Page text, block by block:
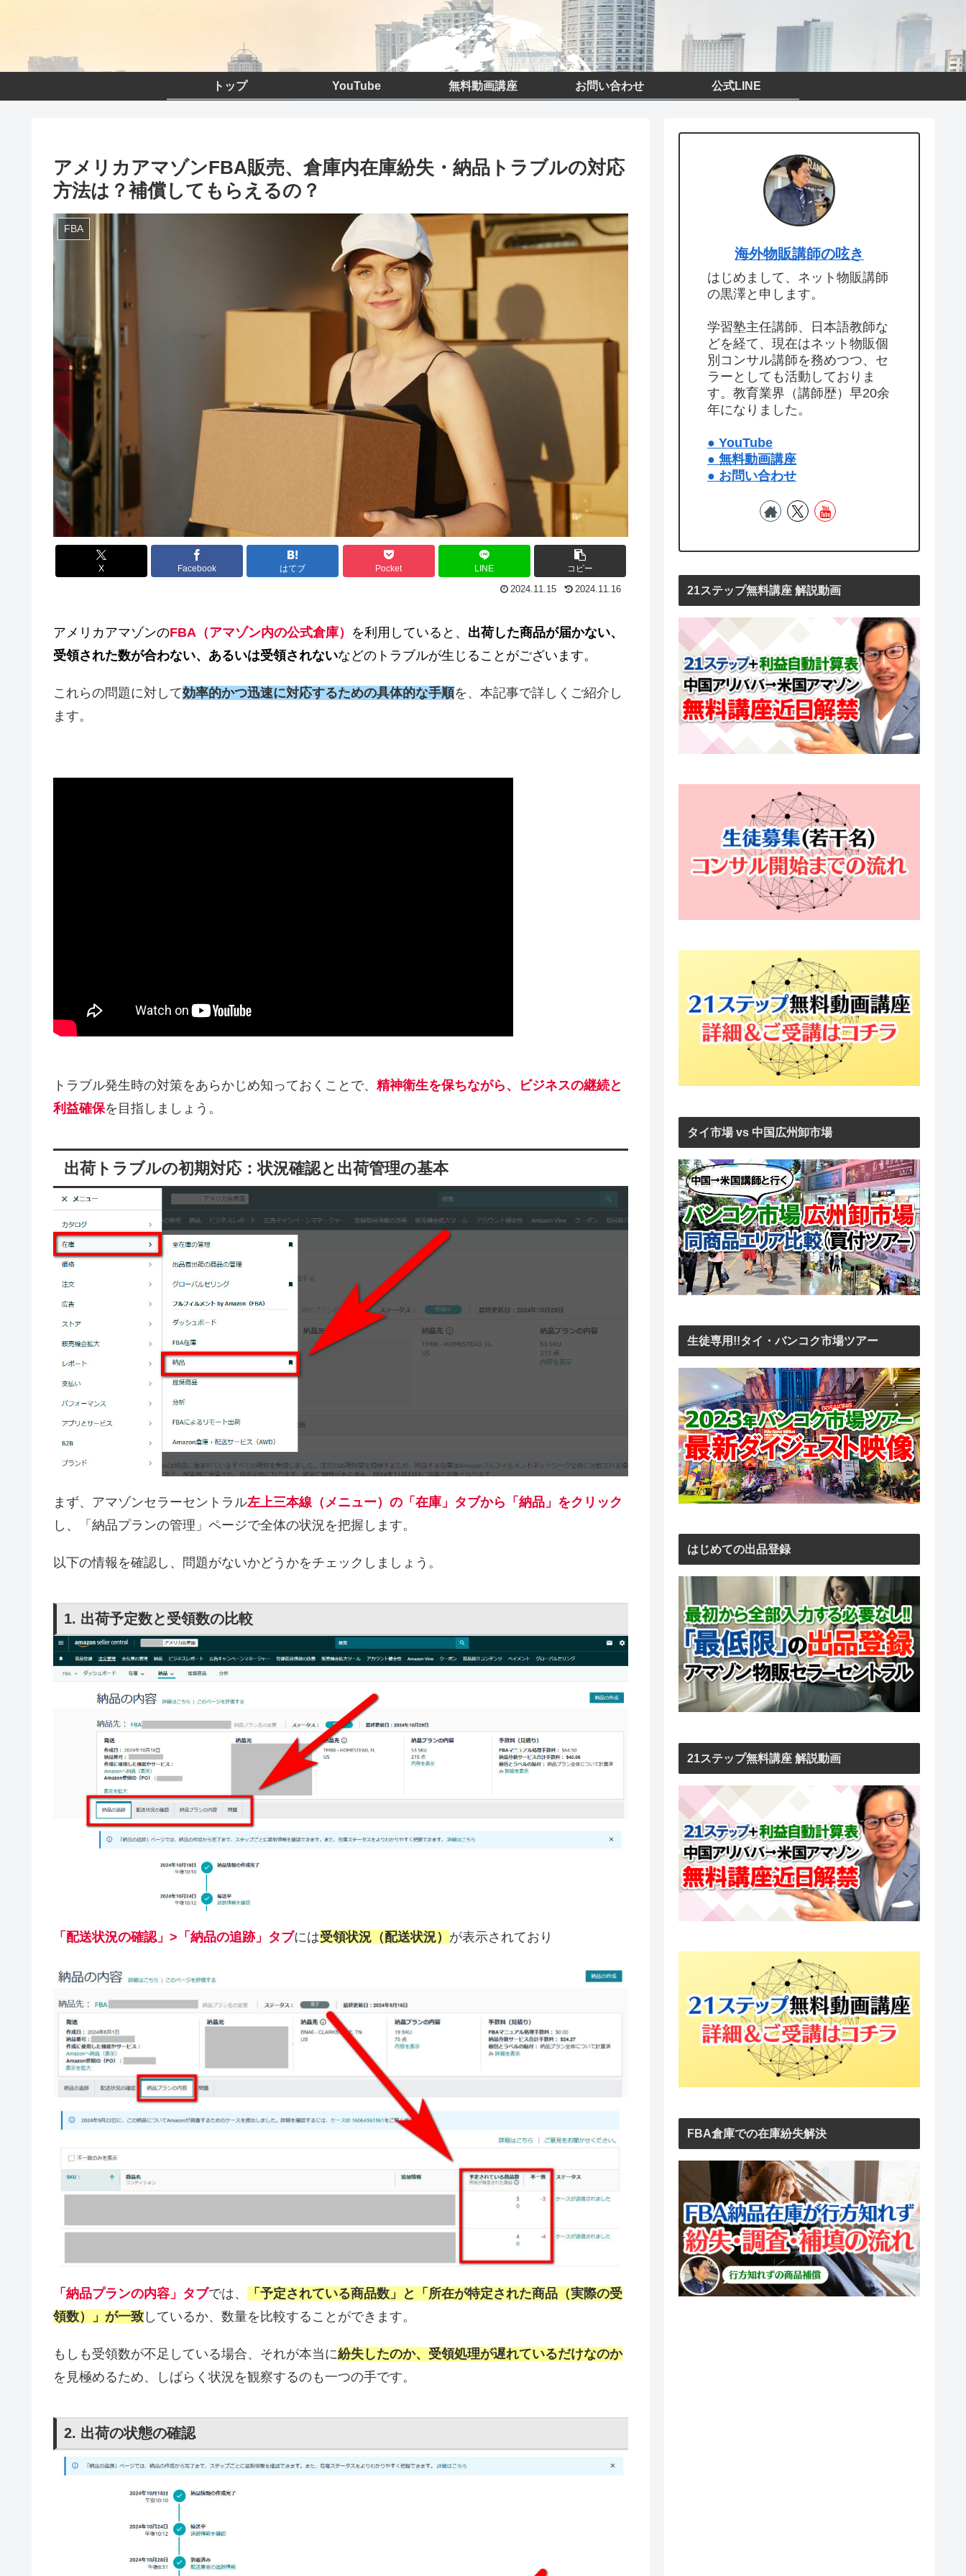
トップ YouTube 無料動画講座 お問い合わせ 公式LINE
アメリカアマゾンFBA販売、倉庫内在庫紛失・納品トラブルの対応
方法は？補償してもらえるの？
FBA
X Facebook はてブ Pocket LINE コピー
2024.11.15 2024.11.16
アメリカアマゾンのFBA（アマゾン内の公式倉庫） を利用していると、 出荷した商品が届かない、
受領された数が合わない、あるいは受領されないなどのトラブルが生じることがございます。
これらの問題に対して効率的かつ迅速に対応するための具体的な手順を、本記事で詳しくご紹介し
ます。
トラブル発生時の対策をあらかじめ知っておくことで、 精神衛生を保ちながら、ビジネスの継続と
利益確保を目指しましょう。
出荷トラブルの初期対応：状況確認と出荷管理の基本
まず、アマゾンセラーセントラル左上三本線（メニュー）の「在庫」タブから「納品」をクリック
し、「納品プランの管理」ページで全体の状況を把握します。
以下の情報を確認し、問題がないかどうかをチェックしましょう。
1. 出荷予定数と受領数の比較
「配送状況の確認」>「納品の追跡」タブには受領状況（配送状況） が表示されており
「納品プランの内容」タブでは、
「予定されている商品数」と「所在が特定された商品（実際の受
領数）」が一致 しているか、数量を比較することができます。
もしも受領数が不足している場合、それが本当に紛失したのか、受領処理が遅れているだけなのか
を見極めるため、しばらく状況を観察するのも一つの手です。
2. 出荷の状態の確認
海外物販講師の呟き
はじめまして、ネット物販講師
の黒澤と申します。
学習塾主任講師、日本語教師な
どを経て、現在はネット物販個
別コンサル講師を務めつつ、セ
ラーとしても活動しておりま
す。教育業界（講師歴）早20余
年になりました。
● YouTube
● 無料動画講座
● お問い合わせ
21ステップ無料講座 解説動画
タイ市場 vs 中国広州卸市場
生徒専用!!タイ・バンコク市場ツアー
はじめての出品登録
21ステップ無料講座 解説動画
FBA倉庫での在庫紛失解決